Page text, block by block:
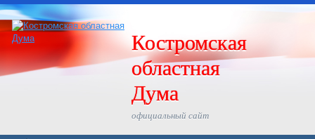
Костромская
областная
Дума
официальный сайт